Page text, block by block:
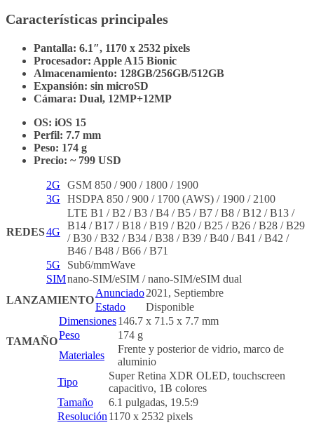
Características principales
Pantalla: 6.1″, 1170 x 2532 pixels
Procesador: Apple A15 Bionic
Almacenamiento: 128GB/256GB/512GB
Expansión: sin microSD
Cámara: Dual, 12MP+12MP
OS: iOS 15
Perfil: 7.7 mm
Peso: 174 g
Precio: ~ 799 USD
REDES
2G
GSM 850 / 900 / 1800 / 1900
3G
HSDPA 850 / 900 / 1700 (AWS) / 1900 / 2100
4G
LTE B1 / B2 / B3 / B4 / B5 / B7 / B8 / B12 / B13 /
B14 / B17 / B18 / B19 / B20 / B25 / B26 / B28 / B29
/ B30 / B32 / B34 / B38 / B39 / B40 / B41 / B42 /
B46 / B48 / B66 / B71
5G
Sub6/mmWave
SIMnano-SIM/eSIM / nano-SIM/eSIM dual
LANZAMIENTO
Anunciado2021, Septiembre
Estado
Disponible
TAMAÑO
Dimensiones146.7 x 71.5 x 7.7 mm
Peso
174 g
Materiales
Frente y posterior de vidrio, marco de
aluminio
Tipo
Super Retina XDR OLED, touchscreen
capacitivo, 1B colores
Tamaño
6.1 pulgadas, 19.5:9
Resolución 1170 x 2532 pixels